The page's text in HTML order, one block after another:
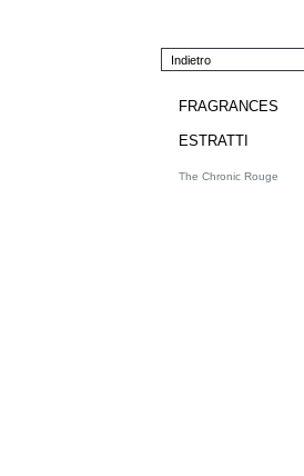
Indietro
FRAGRANCES
ESTRATTI
The Chronic Rouge